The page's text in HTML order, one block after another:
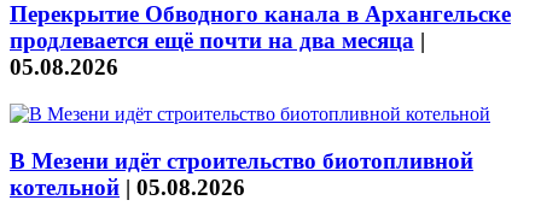
Перекрытие Обводного канала в Архангельске
продлевается ещё почти на два месяца |
05.08.2026
В Мезени идёт строительство биотопливной
котельной | 05.08.2026